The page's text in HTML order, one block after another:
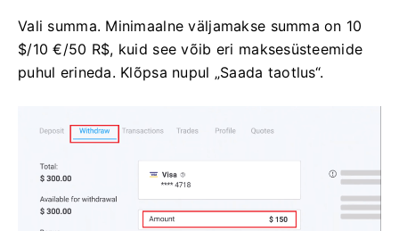
Vali summa. Minimaalne väljamakse summa on 10
$/10 €/50 R$, kuid see võib eri maksesüsteemide
puhul erineda. Klõpsa nupul „Saada taotlus“.